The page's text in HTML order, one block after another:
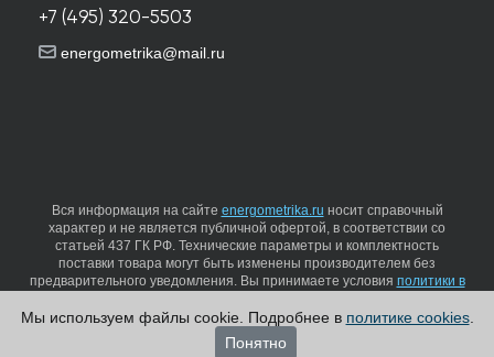
+7 (495) 320-5503
energometrika@mail.ru
Вся информация на сайте energometrika.ru носит справочный
характер и не является публичной офертой, в соответствии со
статьей 437 ГК РФ. Технические параметры и комплектность
поставки товара могут быть изменены производителем без
предварительного уведомления. Вы принимаете условия политики в
соглашениякаждый раз, когда оставляете свои данные в любой
форме обратной связи на сайте energometrika.ru
Мы используем файлы cookie. Подробнее в политике cookies.
Понятно